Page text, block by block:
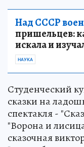
Над СССР
пришельцев:
искала и
НАУКА
Студенческий
сказки на
спектакля -
"Ворона и
сказочная